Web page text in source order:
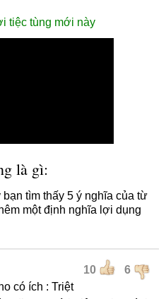
tiệc tùng mới này
là gì:
tìm thấy 5 ý nghĩa của từ
một định nghĩa lợi dụng
10 6
có ích : Triệt